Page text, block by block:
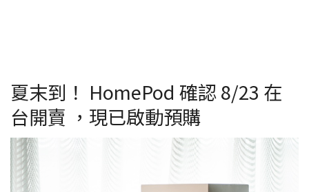
夏末到！ HomePod 確認 8/23 在
台開賣 ，現已啟動預購